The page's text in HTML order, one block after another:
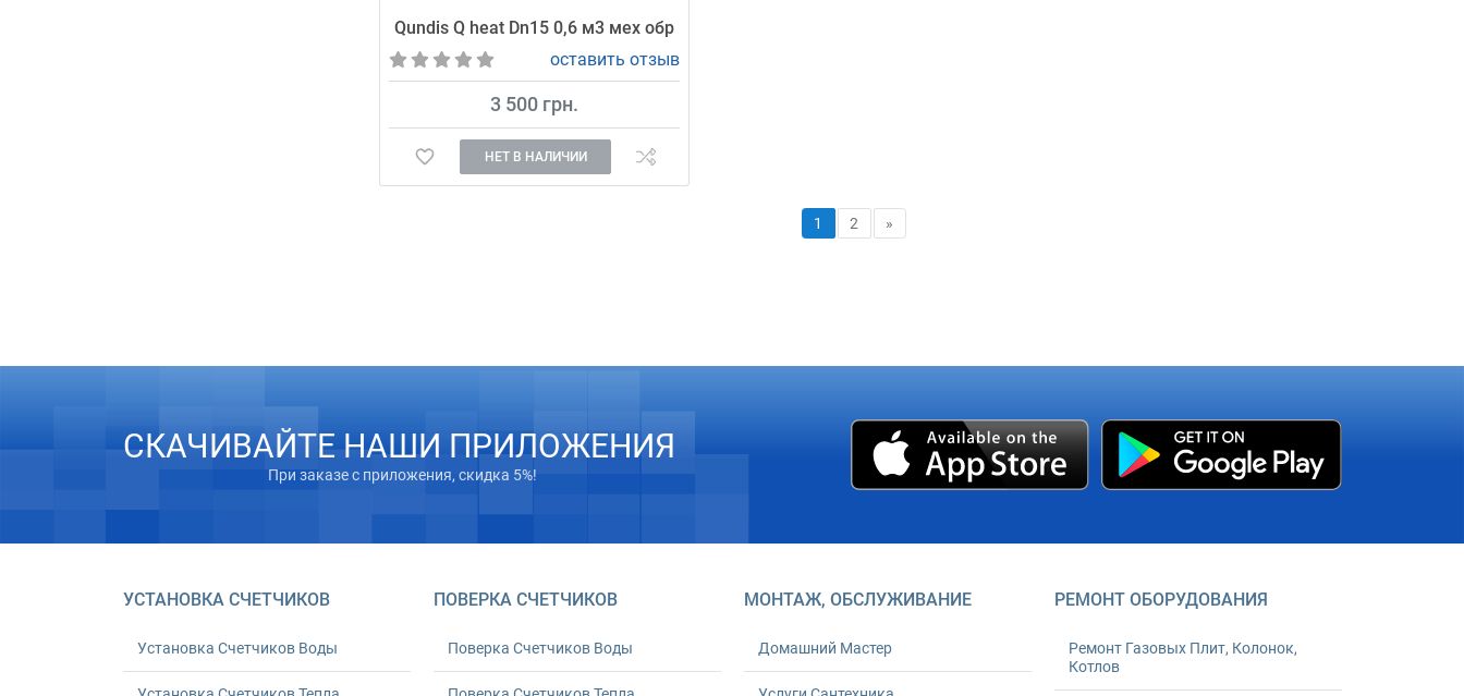
Qundis Q heat Dn15 0,6 м3 мех обр
оставить отзыв
3 500 грн.
НЕТ В НАЛИЧИИ
1 2 »
СКАЧИВАЙТЕ НАШИ ПРИЛОЖЕНИЯ
При заказе с приложения, скидка 5%!
УСТАНОВКА СЧЕТЧИКОВ
Установка Счетчиков Воды
ПОВЕРКА СЧЕТЧИКОВ
Поверка Счетчиков Воды
МОНТАЖ, ОБСЛУЖИВАНИЕ
Домашний Мастер
РЕМОНТ ОБОРУДОВАНИЯ
Ремонт Газовых Плит, Колонок,
Котлов